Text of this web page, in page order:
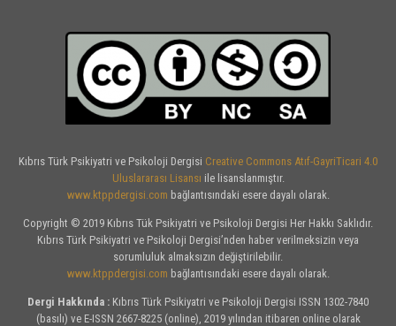
Kıbrıs Türk Psikiyatri ve Psikoloji Dergisi Creative Commons Atıf-GayriTicari 4.0
Uluslararası Lisansı ile lisanslanmıştır.
www.ktppdergisi.com bağlantısındaki esere dayalı olarak.
Copyright © 2019 Kıbrıs Tük Psikiyatri ve Psikoloji Dergisi Her Hakkı Saklıdır.
Kıbrıs Türk Psikiyatri ve Psikoloji Dergisi’nden haber verilmeksizin veya
sorumluluk almaksızın değiştirilebilir.
www.ktppdergisi.com bağlantısındaki esere dayalı olarak.
Dergi Hakkında : Kıbrıs Türk Psikiyatri ve Psikoloji Dergisi ISSN 1302-7840
(basılı) ve E-ISSN 2667-8225 (online), 2019 yılından itibaren online olarak